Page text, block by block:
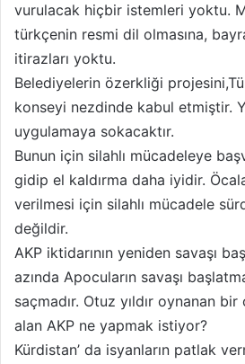
vurulacak hiçbir istemleri yoktu.
türkçenin resmi dil olmasına,
itirazları yoktu.
Belediyelerin özerkliği
konseyi nezdinde kabul etmiştir.
uygulamaya sokacaktır.
Bunun için silahlı mücadeleye
gidip el kaldırma daha iyidir.
verilmesi için silahlı mücadele
değildir.
AKP iktidarının yeniden savaşı
azında Apocuların savaşı
saçmadır. Otuz yıldır oynanan
alan AKP ne yapmak istiyor?
Kürdistan’ da isyanların patlak